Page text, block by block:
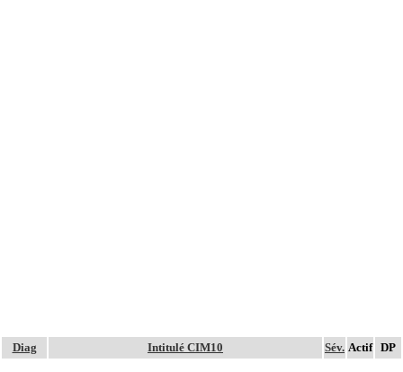
Diag Intitulé CIM10 Sév. Actif DP